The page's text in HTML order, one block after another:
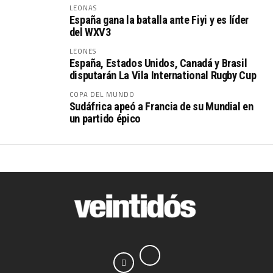
LEONAS
España gana la batalla ante Fiyi y es líder
del WXV3
LEONES
España, Estados Unidos, Canadá y Brasil
disputarán La Vila International Rugby Cup
COPA DEL MUNDO
Sudáfrica apeó a Francia de su Mundial en
un partido épico